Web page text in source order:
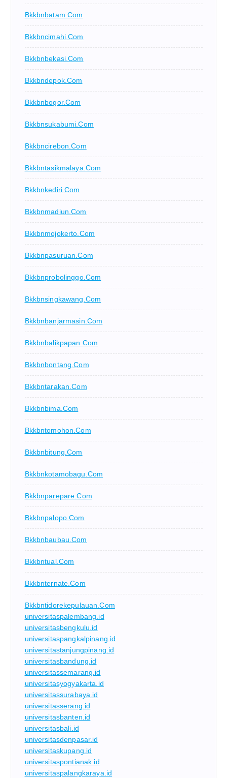
Bkkbnbatam.com
Bkkbncimahi.com
Bkkbnbekasi.com
Bkkbndepok.com
Bkkbnbogor.com
Bkkbnsukabumi.com
Bkkbncirebon.com
Bkkbntasikmalaya.com
Bkkbnkediri.com
Bkkbnmadiun.com
Bkkbnmojokerto.com
Bkkbnpasuruan.com
Bkkbnprobolinggo.com
Bkkbnsingkawang.com
Bkkbnbanjarmasin.com
Bkkbnbalikpapan.com
Bkkbnbontang.com
Bkkbntarakan.com
Bkkbnbima.com
Bkkbntomohon.com
Bkkbnbitung.com
Bkkbnkotamobagu.com
Bkkbnparepare.com
Bkkbnpalopo.com
Bkkbnbaubau.com
Bkkbntual.com
Bkkbnternate.com
Bkkbntidorekepulauan.com
universitaspalembang.id
universitasbengkulu.id
universitaspangkalpinang.id
universitastanjungpinang.id
universitasbandung.id
universitassemarang.id
universitasyogyakarta.id
universitassurabaya.id
universitasserang.id
universitasbanten.id
universitasbali.id
universitasdenpasar.id
universitaskupang.id
universitaspontianak.id
universitaspalangkaraya.id